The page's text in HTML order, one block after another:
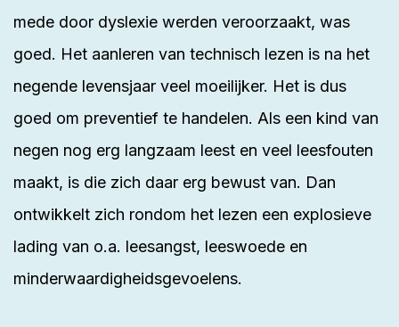
mede door dyslexie werden veroorzaakt, was
goed. Het aanleren van technisch lezen is na het
negende levensjaar veel moeilijker. Het is dus
goed om preventief te handelen. Als een kind van
negen nog erg langzaam leest en veel leesfouten
maakt, is die zich daar erg bewust van. Dan
ontwikkelt zich rondom het lezen een explosieve
lading van o.a. leesangst, leeswoede en
minderwaardigheidsgevoelens.